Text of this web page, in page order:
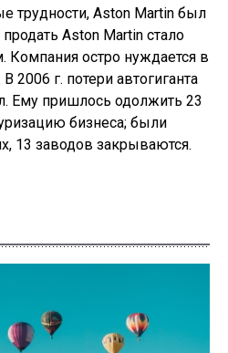
трудности, Aston Martin был
Aston Martin стало
остро нуждается в
2006 г. потери автогиганта
Ему пришлось одолжить 23
бизнеса; были
13 заводов закрываются.